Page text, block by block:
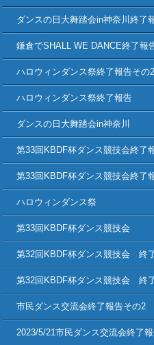
ダンスの日大舞踏会in神奈川終了
鎌倉でSHALL WE DANCE終了報
ハロウィンダンス祭終了報告その2
ハロウィンダンス祭終了報告
ダンスの日大舞踏会in神奈川
第33回KBDF杯ダンス競技会終了
第33回KBDF杯ダンス競技会終了
ハロウィンダンス祭
第33回KBDF杯ダンス競技会
第32回KBDF杯ダンス競技会 終
第32回KBDF杯ダンス競技会 終
市民ダンス交流会終了報告その2
2023/5/21市民ダンス交流会終了